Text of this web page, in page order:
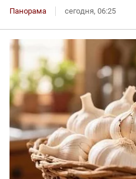
Панорама сегодня, 06:25